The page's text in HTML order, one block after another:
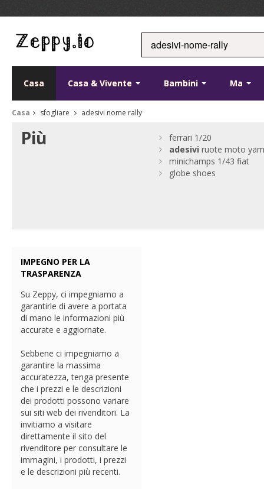
Casa Casa & Vivente Bambini Ma
Casa sfogliare adesivi nome rally
Più
ferrari 1/20
adesivi ruote moto
minichamps 1/43 fiat
globe shoes
IMPEGNO PER LA
TRASPARENZA
Su Zeppy, ci impegniamo a
garantirle di avere a portata
di mano le informazioni più
accurate e aggiornate.
Sebbene ci impegniamo a
garantire la massima
accuratezza, tenga presente
che i prezzi e le descrizioni
dei prodotti possono variare
sui siti web dei rivenditori. La
invitiamo a visitare
direttamente il sito del
rivenditore per consultare le
immagini, i prodotti, i prezzi
e le descrizioni più recenti.